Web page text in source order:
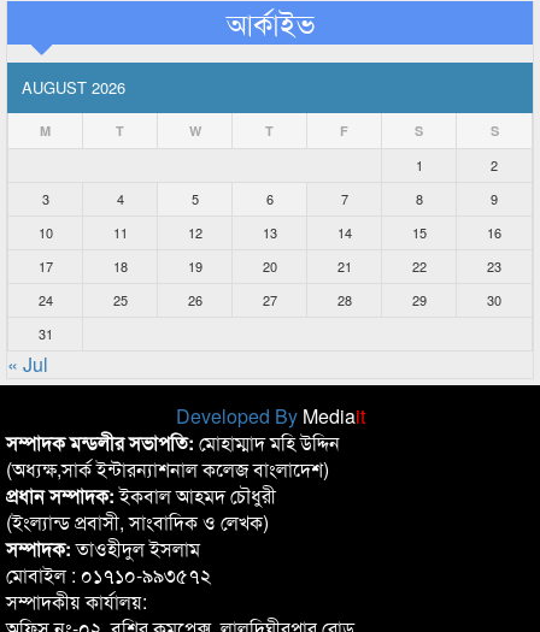
আর্কাইভ
AUGUST 2026
M T W T F S S
1
2
3
4 5 6 7 8
9
10
11 12 13 14 15
16
17
18 19 20 21 22
23
24
25 26 27 28 29
30
31
« Jul
Developed By Mediait
সম্পাদক মন্ডলীর সভাপতি: মোহাম্মাদ মহি উদ্দিন
(অধ্যক্ষ,সার্ক ইন্টারন্যাশনাল কলেজ বাংলাদেশ)
প্রধান সম্পাদক:ইকবাল আহমদ চৌধুরী
(ইংল্যান্ড প্রবাসী, সাংবাদিক ও লেখক)
সম্পাদক:তাওহীদুল ইসলাম
মোবাইল : ০১৭১০-৯৯৩৫৭২
সম্পাদকীয় কার্যালয়: